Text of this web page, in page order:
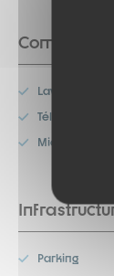
Commodités
Lave-vaisselle
Télévision
Micro-onde
Parking